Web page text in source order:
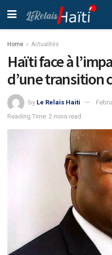
Home Actualités
Haïti face à
d’une transition
by Le Relais Haiti
Reading Time: 2 mins read